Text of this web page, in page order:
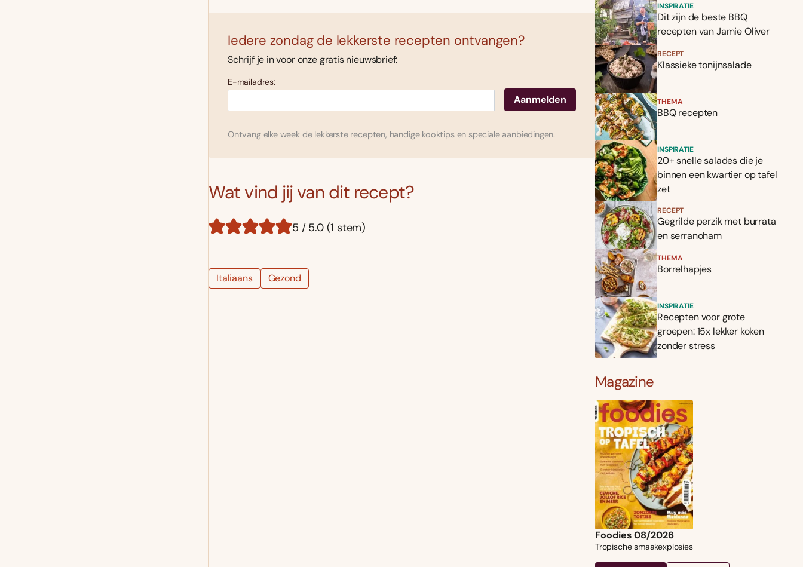
Iedere zondag de lekkerste recepten ontvangen?
Schrijf je in voor onze gratis nieuwsbrief:
E-mailadres:
Ontvang elke week de lekkerste recepten, handige kooktips en speciale aanbiedingen.
Wat vind jij van dit recept?
5 / 5.0 (1 stem)
Italiaans Gezond
INSPIRATIE
Dit zijn de beste BBQ
recepten van Jamie Oliver
RECEPT
Klassieke tonijnsalade
THEMA
BBQ recepten
INSPIRATIE
20+ snelle salades die je
binnen een kwartier op tafel
zet
RECEPT
Gegrilde perzik met burrata
en serranoham
THEMA
Borrelhapjes
INSPIRATIE
Recepten voor grote
groepen: 15x lekker koken
zonder stress
Magazine
Foodies 08/2026
Tropische smaakexplosies